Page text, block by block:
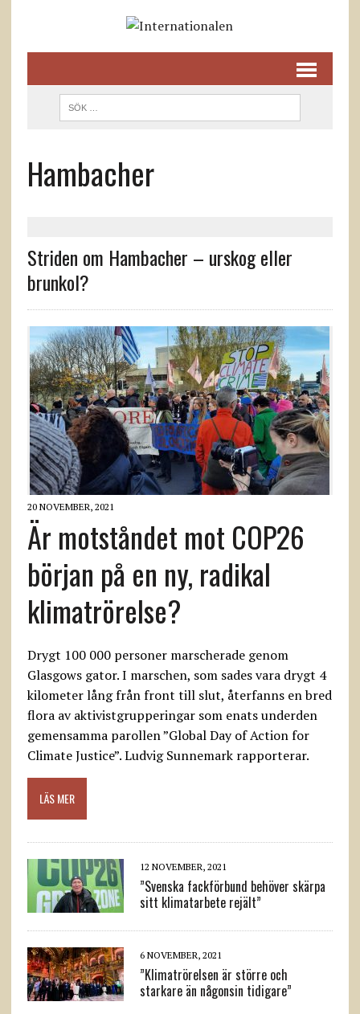
Hambacher
Striden om Hambacher – urskog eller
brunkol?
20 NOVEMBER, 2021
Är motståndet mot COP26
början på en ny, radikal
klimatrörelse?
Drygt 100 000 personer marscherade genom
Glasgows gator. I marschen, som sades vara drygt 4
kilometer lång från front till slut, återfanns en bred
flora av aktivistgrupperingar som enats underden
gemensamma parollen ”Global Day of Action for
Climate Justice”. Ludvig Sunnemark rapporterar.
LÄS MER
12 NOVEMBER, 2021
”Svenska fackförbund behöver skärpa
sitt klimatarbete rejält”
6 NOVEMBER, 2021
”Klimatrörelsen är större och
starkare än någonsin tidigare”